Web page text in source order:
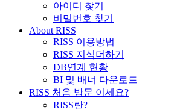
아이디 찾기
비밀번호 찾기
About RISS
RISS 이용방법
RISS 지식더하기
DB연계 현황
BI 및 배너 다운로드
RISS 처음 방문 이세요?
RISS란?